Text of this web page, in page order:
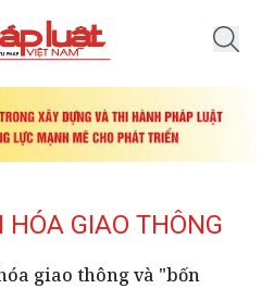
GIAO THÔNG
giao thông và "bốn